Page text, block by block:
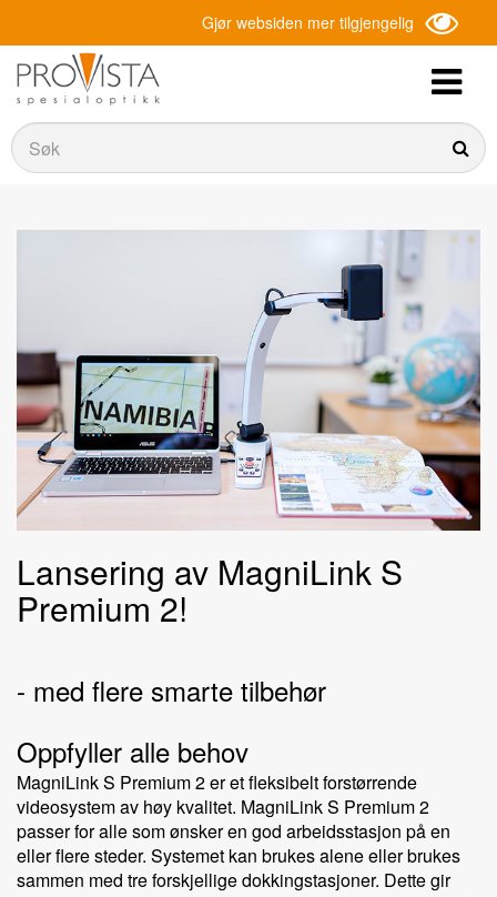
Gjør websiden mer tilgjengelig
Søk
Søk
Lansering av MagniLink S
Premium 2!
- med flere smarte tilbehør
Oppfyller alle behov
MagniLink S Premium 2 er et fleksibelt forstørrende
videosystem av høy kvalitet. MagniLink S Premium 2
passer for alle som ønsker en god arbeidsstasjon på en
eller flere steder. Systemet kan brukes alene eller brukes
sammen med tre forskjellige dokkingstasjoner. Dette gir